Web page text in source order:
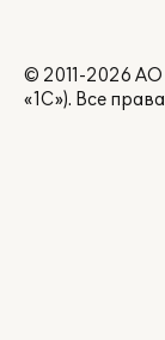
© 2011-2026
«1С»). Все